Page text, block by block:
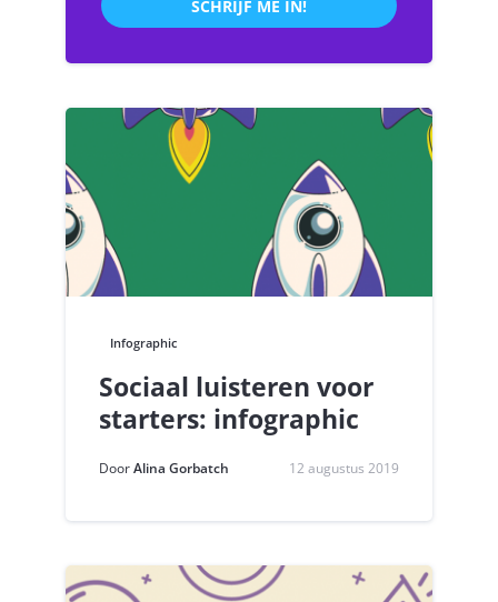
SCHRIJF ME IN!
Infographic
Sociaal luisteren voor
starters: infographic
DoorAlina Gorbatch 12 augustus 2019